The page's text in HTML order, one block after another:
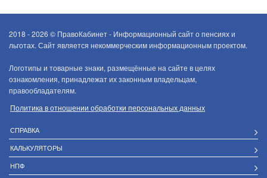
2018 - 2026 © ПравоКабинет - Информационный сайт о пенсиях и
льготах. Сайт является некоммерческим информационным проектом.
Логотипы и товарные знаки, размещённые на сайте в целях
ознакомления, принадлежат их законным владельцам,
правообладателям.
Политика в отношении обработки персональных данных
СПРАВКА
КАЛЬКУЛЯТОРЫ
НПФ